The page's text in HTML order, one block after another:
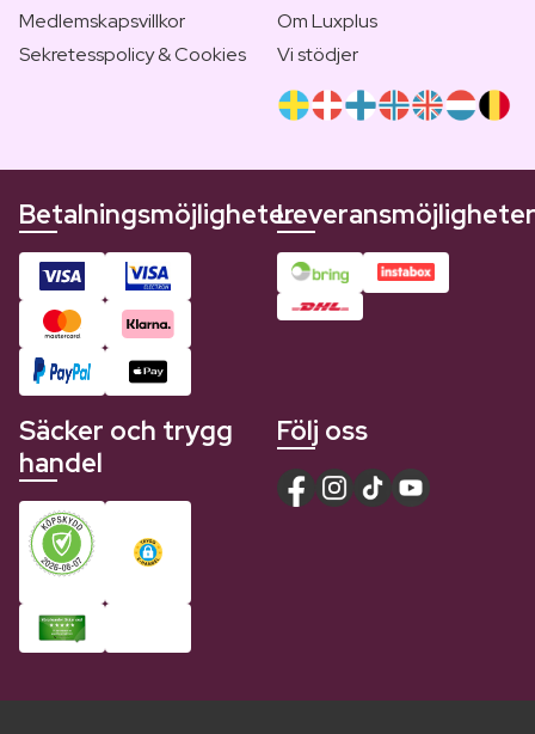
Medlemskapsvillkor
Sekretesspolicy & Cookies
Om Luxplus
Vi stödjer
BetalningsmöjligheterLeveransmöjligheter
Säcker och trygg
handel
Följ oss